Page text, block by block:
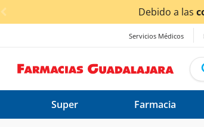
< div class="carousel-inner"> Debido a las
Servicios Médicos
Super Farmacia